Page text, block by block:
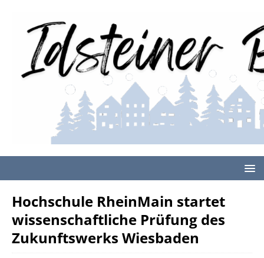
Hochschule RheinMain startet
wissenschaftliche Prüfung des
Zukunftswerks Wiesbaden